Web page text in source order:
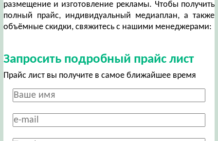
размещение и изготовление рекламы. Чтобы получить
полный прайс, индивидуальный медиаплан, а также
объёмные скидки, свяжитесь с нашими менеджерами:
Запросить подробный прайс лист
Прайс лист вы получите в самое ближайшее время